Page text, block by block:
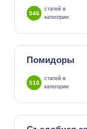
546
статей в
категории
Помидоры
516
статей в
категории